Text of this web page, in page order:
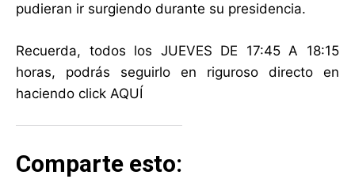
pudieran ir surgiendo durante su presidencia.
Recuerda, todos los JUEVES DE 17:45 A 18:15
horas, podrás seguirlo en riguroso directo en
haciendo click AQUÍ
Comparte esto: